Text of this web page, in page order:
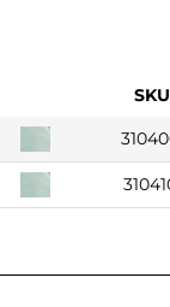
SKU